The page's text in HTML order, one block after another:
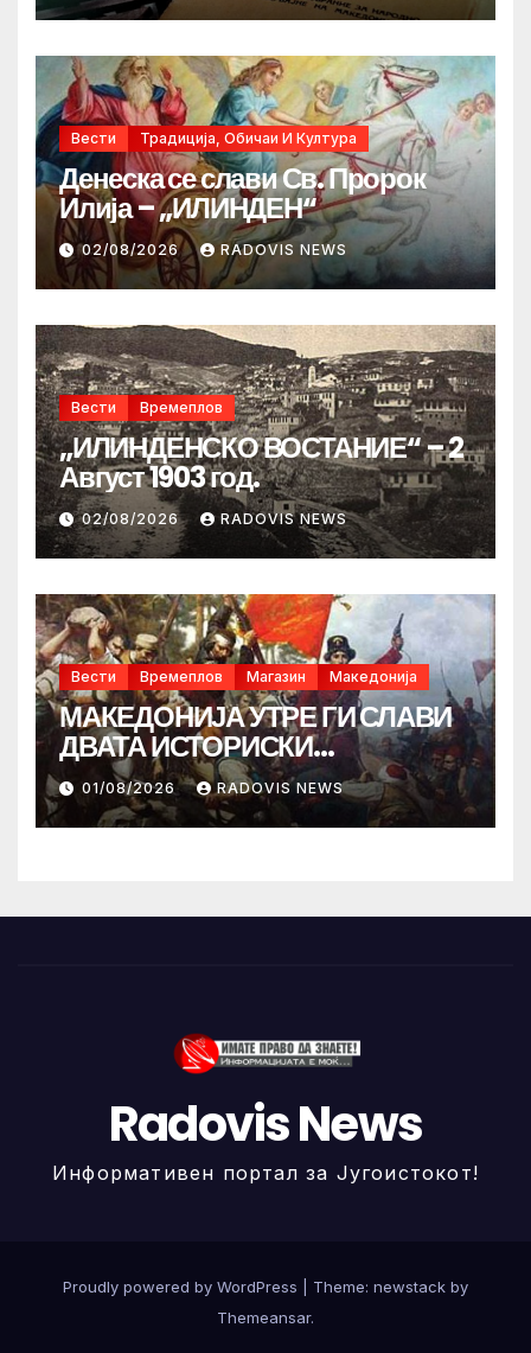
Вести Традиција, Обичаи И Култура
Денеска се слави Св. Пророк
Илија – „ИЛИНДЕН“
02/08/2026 RADOVIS NEWS
Вести Времеплов
„ИЛИНДЕНСКО ВОСТАНИЕ“ – 2
Август 1903 год.
02/08/2026 RADOVIS NEWS
Вести Времеплов Магазин Македонија
МАКЕДОНИЈА УТРЕ ГИ СЛАВИ
ДВАТА ИСТОРИСКИ
ИЛИНДЕНА!
01/08/2026 RADOVIS NEWS
Radovis News
Информативен портал за Југоистокот!
Proudly powered by WordPress
Theme: newstack by
Themeansar.